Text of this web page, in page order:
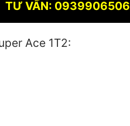
TƯ VẤN: 0939906506
Ace 1T2: